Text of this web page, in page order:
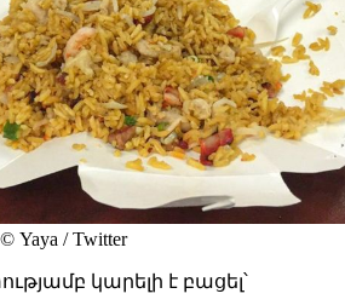
Yaya / Twitter
կարելի է բացել՝